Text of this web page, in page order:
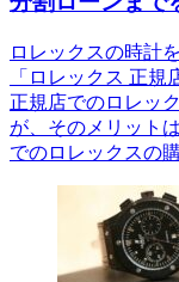
ロレックスの時計
「ロレックス 正規
正規店でのロレッ
が、そのメリット
でのロレックスの